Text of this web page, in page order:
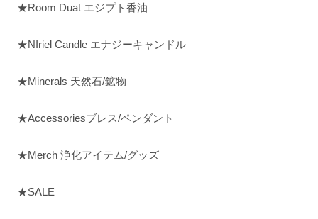
★Room Duat エジプト香油
★NIriel Candle エナジーキャンドル
★Minerals 天然石/鉱物
★Accessoriesブレス/ペンダント
★Merch 浄化アイテム/グッズ
★SALE